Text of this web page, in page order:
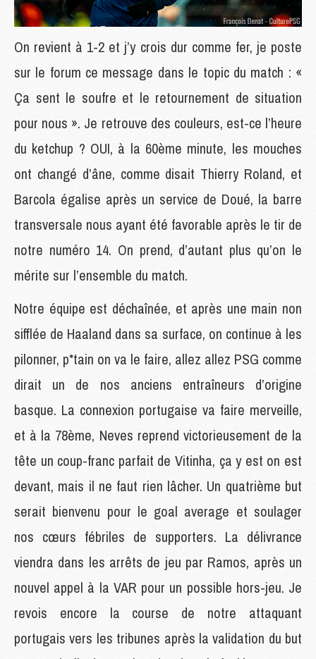
On revient à 1-2 et j’y crois dur comme fer, je poste
sur le forum ce message dans le topic du match : «
Ça sent le soufre et le retournement de situation
pour nous ». Je retrouve des couleurs, est-ce l’heure
du ketchup ? OUI, à la 60ème minute, les mouches
ont changé d’âne, comme disait Thierry Roland, et
Barcola égalise après un service de Doué, la barre
transversale nous ayant été favorable après le tir de
notre numéro 14. On prend, d’autant plus qu’on le
mérite sur l’ensemble du match.
Notre équipe est déchaînée, et après une main non
sifflée de Haaland dans sa surface, on continue à les
pilonner, p*tain on va le faire, allez allez PSG comme
dirait un de nos anciens entraîneurs d’origine
basque. La connexion portugaise va faire merveille,
et à la 78ème, Neves reprend victorieusement de la
tête un coup-franc parfait de Vitinha, ça y est on est
devant, mais il ne faut rien lâcher. Un quatrième but
serait bienvenu pour le goal average et soulager
nos cœurs fébriles de supporters. La délivrance
viendra dans les arrêts de jeu par Ramos, après un
nouvel appel à la VAR pour un possible hors-jeu. Je
revois encore la course de notre attaquant
portugais vers les tribunes après la validation du but